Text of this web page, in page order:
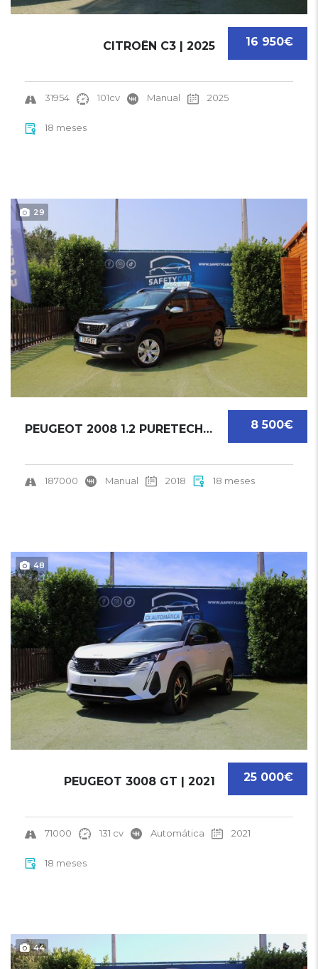
16 950€
CITROËN C3 | 2025
31954 101cv Manual 2025
18 meses
29
8 500€
PEUGEOT 2008 1.2 PURETECH | 2018
187000 Manual 2018 18 meses
48
25 000€
PEUGEOT 3008 GT | 2021
71000 131 cv Automática 2021
18 meses
44